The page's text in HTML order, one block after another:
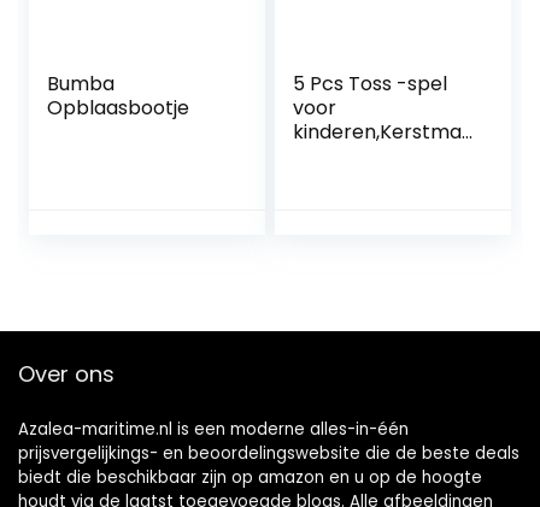
Bumba
Opblaasbootje
5 Pcs Toss -spel
voor
kinderen,Kerstman
Toy met en Synyey
Over ons
Azalea-maritime.nl is een moderne alles-in-één
prijsvergelijkings- en beoordelingswebsite die de beste deals
biedt die beschikbaar zijn op amazon en u op de hoogte
houdt via de laatst toegevoegde blogs. Alle afbeeldingen